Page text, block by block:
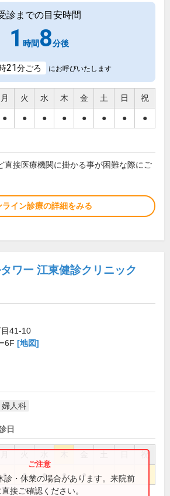
診までの目安時間
1 時間 8分後
21分ごろ にお呼びいたします
月 火 水 木 金 土 日 祝
● ● ● ● ● ● ● ●
直接医療機関に掛かる事が困難な際にご
ライン診療の詳細をみる
ワー 江東健診クリニック
41-10
6F [地図]
婦人科
日
祝
● ● ● ● ●
診・休業の場合があります。来院前
接ご確認ください。